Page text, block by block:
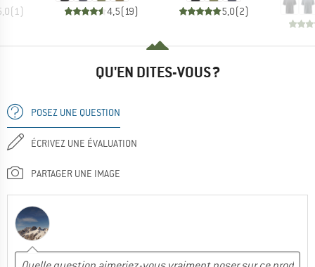
(1)
4,5(19) 5,0(2)
QU'EN DITES-VOUS ?
POSEZ UNE QUESTION
ÉCRIVEZ UNE ÉVALUATION
PARTAGER UNE IMAGE